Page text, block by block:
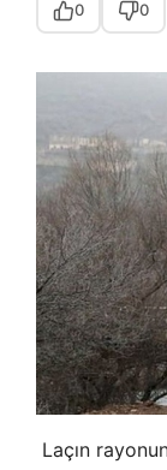
0 0
Laçın